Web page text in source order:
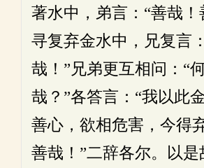
著水中，弟言：“善哉！
寻复弃金水中，兄复言
哉！”兄弟更互相问：“
哉？”各答言：“我以此
善心，欲相危害，今得
善哉！”二辞各尔。以